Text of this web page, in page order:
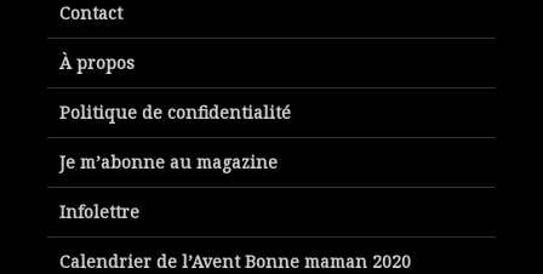
Contact
À propos
Politique de confidentialité
Je m’abonne au magazine
Infolettre
Calendrier de l’Avent Bonne maman 2020